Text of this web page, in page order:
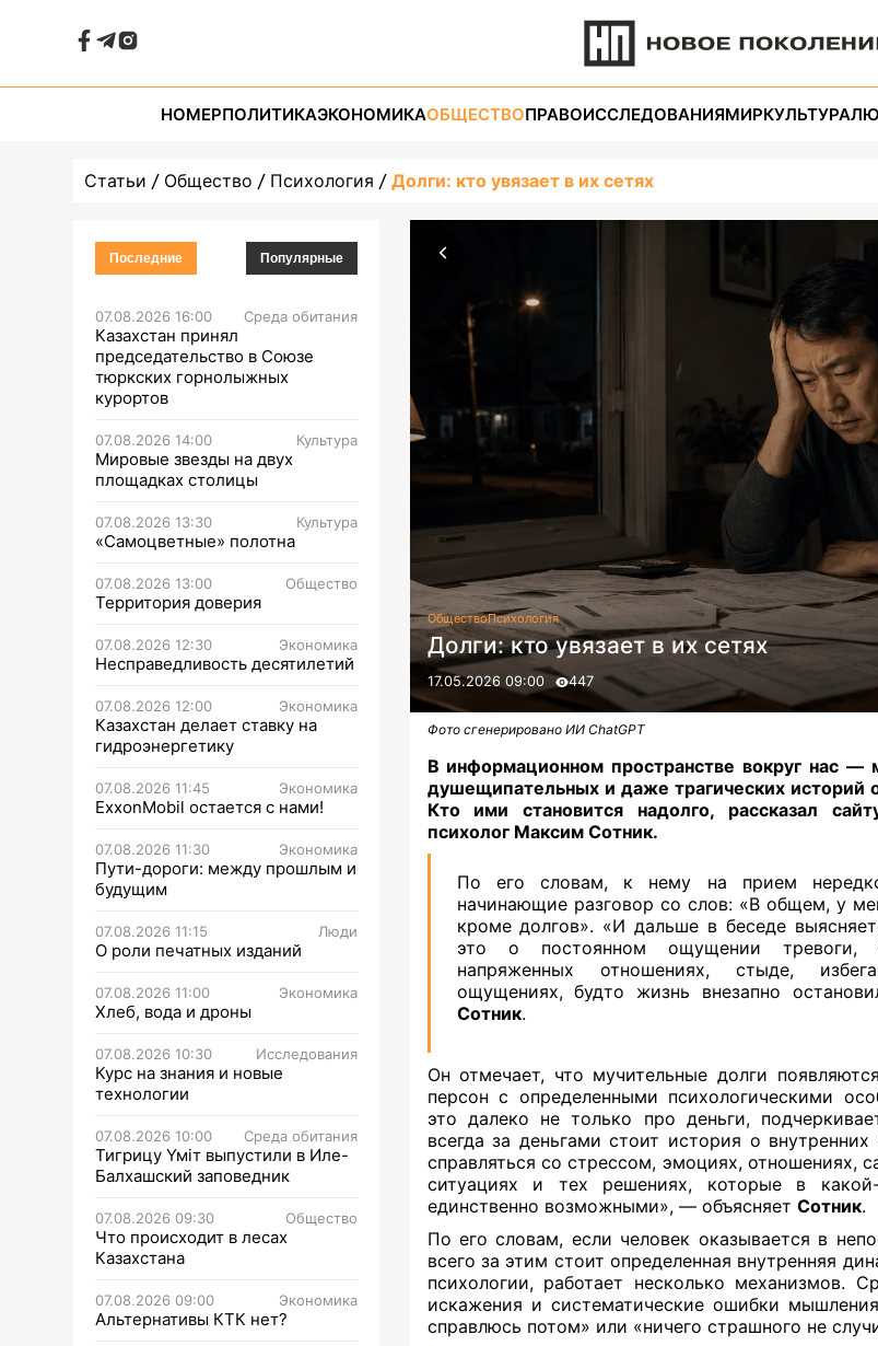
НОМЕРПОЛИТИКАЭКОНОМИКАОБЩЕСТВОПРАВОИССЛЕДОВАНИЯМИРКУЛЬТУРА
Статьи Общество Психология Долги: кто увязает в их сетях
Последние Популярные
07.08.2026 16:00 Среда обитания
Казахстан принял
председательство в Союзе
тюркских горнолыжных
курортов
07.08.2026 14:00 Культура
Мировые звезды на двух
площадках столицы
07.08.2026 13:30 Культура
«Самоцветные» полотна
07.08.2026 13:00 Общество
Территория доверия
07.08.2026 12:30 Экономика
Несправедливость десятилетий
07.08.2026 12:00 Экономика
Казахстан делает ставку на
гидроэнергетику
07.08.2026 11:45 Экономика
ExxonMobil остается с нами!
07.08.2026 11:30 Экономика
Пути-дороги: между прошлым и
будущим
07.08.2026 11:15 Люди
О роли печатных изданий
07.08.2026 11:00 Экономика
Хлеб, вода и дроны
07.08.2026 10:30 Исследования
Курс на знания и новые
технологии
07.08.2026 10:00 Среда обитания
Тигрицу Үміт выпустили в Иле-
Балхашский заповедник
07.08.2026 09:30 Общество
Что происходит в лесах
Казахстана
07.08.2026 09:00 Экономика
Альтернативы КТК нет?
ОбществоПсихология
Долги: кто увязает в их сетях
17.05.2026 09:00 447
Фото сгенерировано ИИ ChatGPT
В информационном пространстве вокруг нас —
душещипательных и даже трагических историй
Кто ими становится надолго, рассказал
психолог Максим Сотник.
По его словам, к нему на прием
начинающие разговор со слов: «В общем, у
кроме долгов». «И дальше в беседе
это о постоянном ощущении тревоги,
напряженных отношениях, стыде,
ощущениях, будто жизнь внезапно
Сотник.
Он отмечает, что мучительные долги
персон с определенными психологическими
это далеко не только про деньги,
всегда за деньгами стоит история о внутренних
справляться со стрессом, эмоциях, отношениях,
ситуациях и тех решениях, которые в
единственно возможными», — объясняет Сотник.
По его словам, если человек оказывается в
всего за этим стоит определенная внутренняя
психологии, работает несколько механизмов.
искажения и систематические ошибки
справлюсь потом» или «ничего страшного не